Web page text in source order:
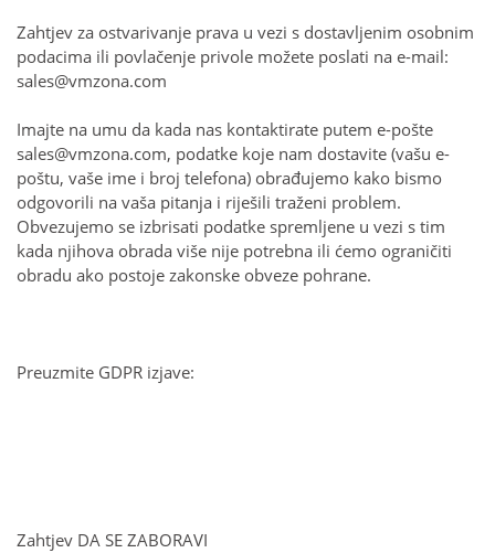
Zahtjev za ostvarivanje prava u vezi s dostavljenim osobnim
podacima ili povlačenje privole možete poslati na e-mail:
sales@vmzona.com
Imajte na umu da kada nas kontaktirate putem e-pošte
sales@vmzona.com, podatke koje nam dostavite (vašu e-
poštu, vaše ime i broj telefona) obrađujemo kako bismo
odgovorili na vaša pitanja i riješili traženi problem.
Obvezujemo se izbrisati podatke spremljene u vezi s tim
kada njihova obrada više nije potrebna ili ćemo ograničiti
obradu ako postoje zakonske obveze pohrane.
Preuzmite GDPR izjave:
Zahtjev DA SE ZABORAVI